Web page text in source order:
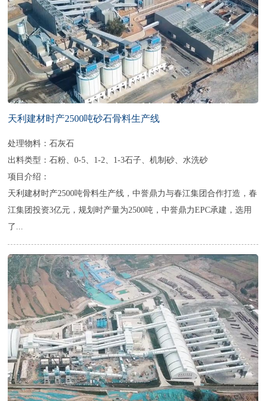
天利建材时产2500吨砂石骨料生产线
处理物料：石灰石
出料类型：石粉、0-5、1-2、1-3石子、机制砂、水洗砂
项目介绍：
天利建材时产2500吨骨料生产线，中誉鼎力与春江集团合作打造，春
江集团投资3亿元，规划时产量为2500吨，中誉鼎力EPC承建，选用
了...